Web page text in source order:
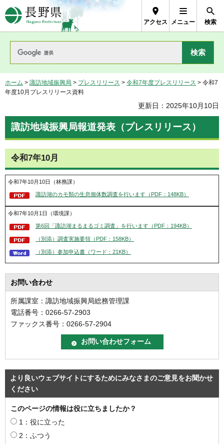
長野県Nagano Prefecture
アクセス メニュー 検索
ホーム > 諏訪地域振興局 > プレスリリース > 令和7年度プレスリリース > 令和7
年度10月プレスリリース資料
更新日：2025年10月10日
諏訪地域振興局報道発表（プレスリリース）
令和7年10月
令和7年10月10日（林務課）
諏訪湖のカモ類の生息個体数調査を行います（PDF：148KB）
令和7年10月1日（環境課）
第6回「諏訪湖まるまるゴミ調査」を⾏います（PDF：194KB）
（別添）調査実施要領（PDF：158KB）
（別添）参加申込書（ワード：21KB）
お問い合わせ
所属課室：諏訪地域振興局総務管理課
電話番号：0266-57-2903
ファックス番号：0266-57-2904
より良いウェブサイトにするためにみなさまのご意見をお聞かせ
ください
このページの情報は役に立ちましたか？
1：役に立った
2：ふつう